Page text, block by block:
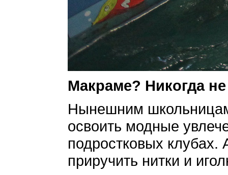
Макраме? Никогда
Нынешним школьницам
освоить модные
подростковых
приручить нитки и